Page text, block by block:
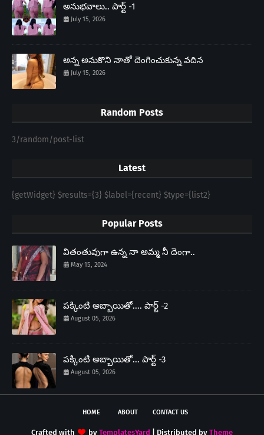
అనుభవాలు.. పార్ట్ -1
July 15, 2026
అన్న అనుకొని నాతో దెంగించుకున్న వదిన
July 15, 2026
Random Posts
3/random/post-list
Latest
{getWidget} $results={3} $label={recent} $type={list2}
Popular Posts
వితంతువుగా ఉన్న నా అమ్మ నీ దెంగా..
May 15, 2024
పక్కింటి అబ్బాయితో.... పార్ట్ -2
August 05, 2026
పక్కింటి అబ్బాయితో... పార్ట్ -3
August 05, 2026
HOME ABOUT CONTACT US
Crafted with by TemplatesYard | Distributed by Theme